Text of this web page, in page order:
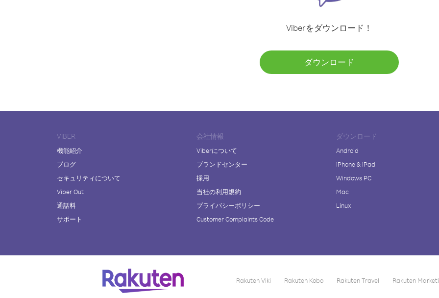
Viberをダウンロード！
ダウンロード
VIBER
機能紹介
ブログ
セキュリティについて
Viber Out
通話料
サポート
会社情報
Viberについて
ブランドセンター
採用
当社の利用規約
プライバシーポリシー
Customer Complaints Code
ダウンロード
Android
iPhone & iPad
Windows PC
Mac
Linux
Rakuten Viki Rakuten Kobo Rakuten Travel Rakuten